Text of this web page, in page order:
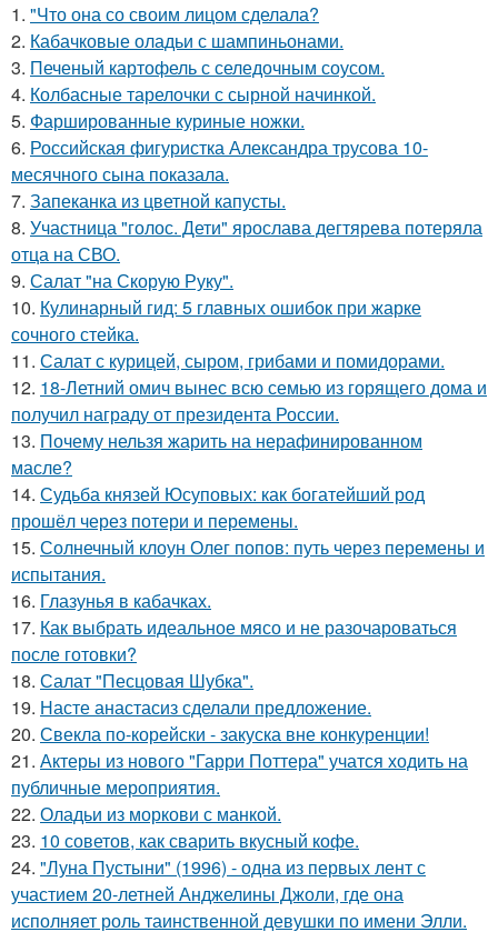
1. "Что она со своим лицом сделала?
2. Кабачковые оладьи с шампиньонами.
3. Печеный картофель с селедочным соусом.
4. Колбасные тарелочки с сырной начинкой.
5. Фаршированные куриные ножки.
6. Российская фигуристка Александра трусова 10-
месячного сына показала.
7. Запеканка из цветной капусты.
8. Участница "голос. Дети" ярослава дегтярева потеряла
отца на СВО.
9. Салат "на Скорую Руку".
10. Кулинарный гид: 5 главных ошибок при жарке
сочного стейка.
11. Салат с курицей, сыром, грибами и помидорами.
12. 18-Летний омич вынес всю семью из горящего дома и
получил награду от президента России.
13. Почему нельзя жарить на нерафинированном
масле?
14. Судьба князей Юсуповых: как богатейший род
прошёл через потери и перемены.
15. Солнечный клоун Олег попов: путь через перемены и
испытания.
16. Глазунья в кабачках.
17. Как выбрать идеальное мясо и не разочароваться
после готовки?
18. Салат "Песцовая Шубка".
19. Насте анастасиз сделали предложение.
20. Свекла по-корейски - закуска вне конкуренции!
21. Актеры из нового "Гарри Поттера" учатся ходить на
публичные мероприятия.
22. Оладьи из моркови с манкой.
23. 10 советов, как сварить вкусный кофе.
24. "Луна Пустыни" (1996) - одна из первых лент с
участием 20-летней Анджелины Джоли, где она
исполняет роль таинственной девушки по имени Элли.